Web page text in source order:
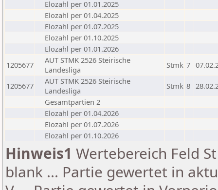
Elozahl per 01.01.2025
Elozahl per 01.04.2025
Elozahl per 01.07.2025
Elozahl per 01.10.2025
Elozahl per 01.01.2026
1205677
AUT STMK 2526 Steirische
Landesliga
Stmk 7
1205677
AUT STMK 2526 Steirische
Landesliga
Stmk 8
Gesamtpartien 2
Elozahl per 01.04.2026
Elozahl per 01.07.2026
Elozahl per 01.10.2026
Hinweis1 Wertebereich Feld
blank ... Partie gewertet in